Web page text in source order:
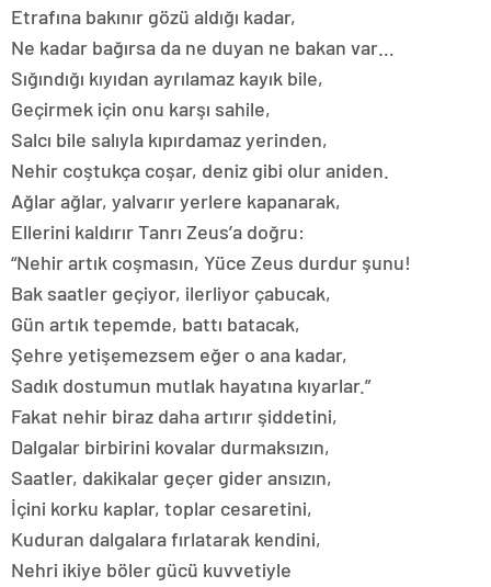
Etrafına bakınır gözü aldığı kadar,
Ne kadar bağırsa da ne duyan ne bakan var…
Sığındığı kıyıdan ayrılamaz kayık bile,
Geçirmek için onu karşı sahile,
Salcı bile salıyla kıpırdamaz yerinden,
Nehir coştukça coşar, deniz gibi olur aniden.
Ağlar ağlar, yalvarır yerlere kapanarak,
Ellerini kaldırır Tanrı Zeus’a doğru:
“Nehir artık coşmasın, Yüce Zeus durdur şunu!
Bak saatler geçiyor, ilerliyor çabucak,
Gün artık tepemde, battı batacak,
Şehre yetişemezsem eğer o ana kadar,
Sadık dostumun mutlak hayatına kıyarlar.”
Fakat nehir biraz daha artırır şiddetini,
Dalgalar birbirini kovalar durmaksızın,
Saatler, dakikalar geçer gider ansızın,
İçini korku kaplar, toplar cesaretini,
Kuduran dalgalara fırlatarak kendini,
Nehri ikiye böler gücü kuvvetiyle